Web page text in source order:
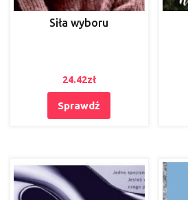
Siła wyboru
24.42zł
Sprawdź